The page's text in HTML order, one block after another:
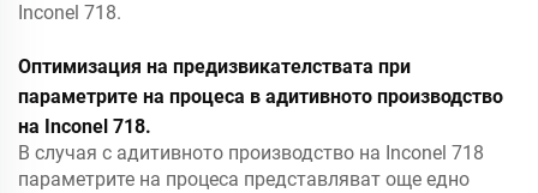
Inconel 718.
Оптимизация на предизвикателствата при
параметрите на процеса в адитивното производство
на Inconel 718.
В случая с адитивното производство на Inconel 718
параметрите на процеса представляват още едно